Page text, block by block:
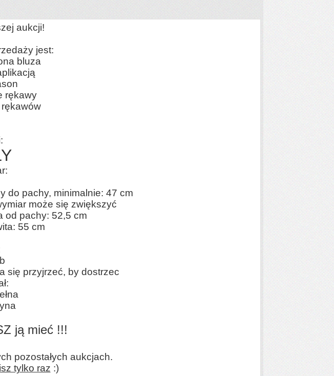
aukcji!
jest:
bluza
rękawy
do pachy, minimalnie: 47 cm
może się zwiększyć
od pachy: 52,5 cm
55 cm
się przyjrzeć, by dostrzec
ją mieć !!!
pozostałych aukcjach.
tylko raz :)